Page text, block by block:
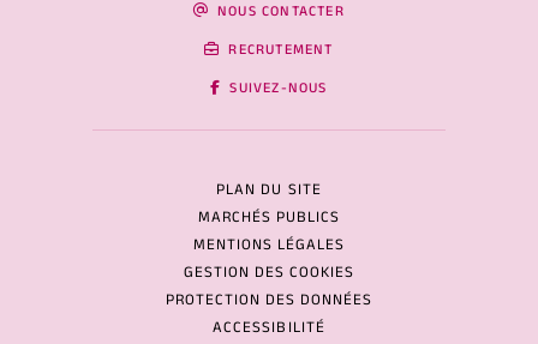
NOUS CONTACTER
RECRUTEMENT
SUIVEZ-NOUS
PLAN DU SITE
MARCHÉS PUBLICS
MENTIONS LÉGALES
GESTION DES COOKIES
PROTECTION DES DONNÉES
ACCESSIBILITÉ